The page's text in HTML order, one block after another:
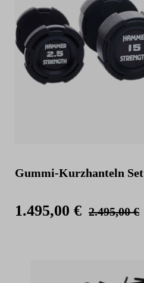
Gummi-Kurzhanteln Set
1.495,00 € 2.495,00 €